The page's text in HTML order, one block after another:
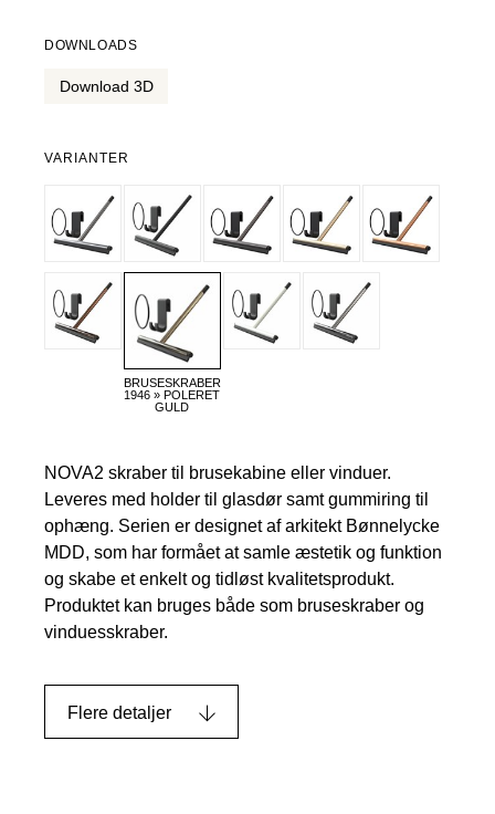
DOWNLOADS
Download 3D
VARIANTER
BRUSESKRABER
1946 » POLERET
GULD
NOVA2 skraber til brusekabine eller vinduer.
Leveres med holder til glasdør samt gummiring til
ophæng. Serien er designet af arkitekt Bønnelycke
MDD, som har formået at samle æstetik og funktion
og skabe et enkelt og tidløst kvalitetsprodukt.
Produktet kan bruges både som bruseskraber og
vinduesskraber.
Flere detaljer